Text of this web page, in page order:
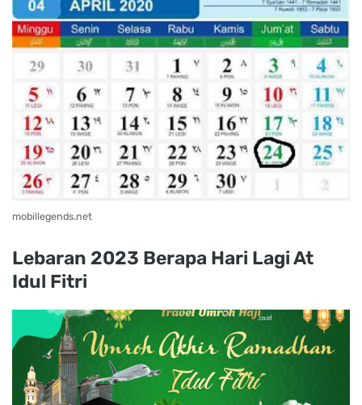
mobillegends.net
Lebaran 2023 Berapa Hari Lagi At
Idul Fitri